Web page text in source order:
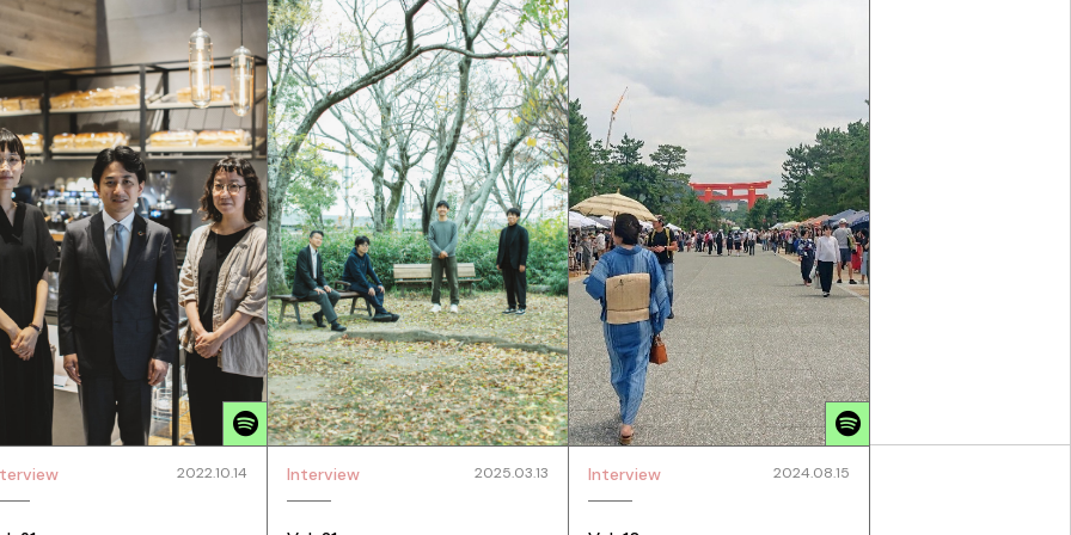
2022.10.14 Interview 2025.03.13 Interview 2024.08.15